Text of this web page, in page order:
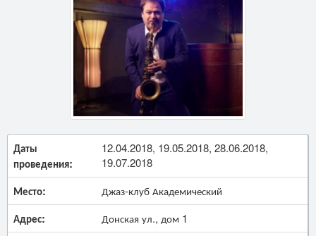
Даты
проведения:
12.04.2018, 19.05.2018, 28.06.2018,
19.07.2018
Место: Джаз-клуб Академический
Адрес: Донская ул., дом 1